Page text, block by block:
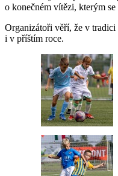
o konečném vítězi, kterým
Organizátoři věří, že v
i v příštím roce.